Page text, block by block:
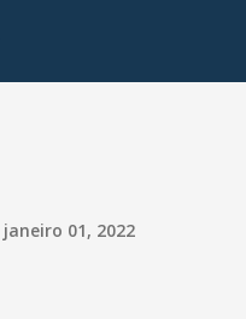
janeiro 01, 2022